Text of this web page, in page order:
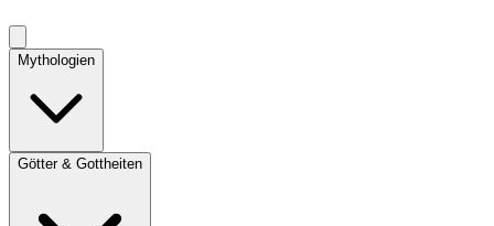
Mythologien
Götter & Gottheiten